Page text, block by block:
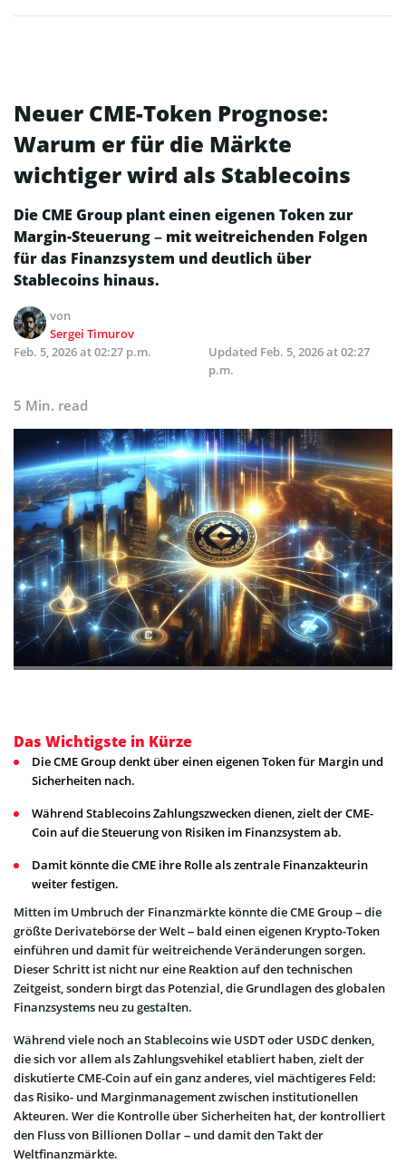
Neuer CME-Token Prognose:
Warum er für die Märkte
wichtiger wird als Stablecoins
Die CME Group plant einen eigenen Token zur
Margin-Steuerung – mit weitreichenden Folgen
für das Finanzsystem und deutlich über
Stablecoins hinaus.
von
Sergei Timurov
Feb. 5, 2026 at 02:27 p.m.
Updated Feb. 5, 2026 at 02:27
p.m.
5 Min. read
Das Wichtigste in Kürze
Die CME Group denkt über einen eigenen Token für Margin und
Sicherheiten nach.
Während Stablecoins Zahlungszwecken dienen, zielt der CME-
Coin auf die Steuerung von Risiken im Finanzsystem ab.
Damit könnte die CME ihre Rolle als zentrale Finanzakteurin
weiter festigen.
Mitten im Umbruch der Finanzmärkte könnte die CME Group – die
größte Derivatebörse der Welt – bald einen eigenen Krypto-Token
einführen und damit für weitreichende Veränderungen sorgen.
Dieser Schritt ist nicht nur eine Reaktion auf den technischen
Zeitgeist, sondern birgt das Potenzial, die Grundlagen des globalen
Finanzsystems neu zu gestalten.
Während viele noch an Stablecoins wie USDT oder USDC denken,
die sich vor allem als Zahlungsvehikel etabliert haben, zielt der
diskutierte CME-Coin auf ein ganz anderes, viel mächtigeres Feld:
das Risiko- und Marginmanagement zwischen institutionellen
Akteuren. Wer die Kontrolle über Sicherheiten hat, der kontrolliert
den Fluss von Billionen Dollar – und damit den Takt der
Weltfinanzmärkte.